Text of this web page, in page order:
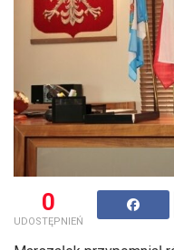
0
UDOSTĘPNIEŃ